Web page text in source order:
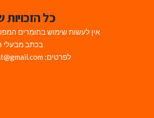
כל הזכויות
אין לעשות שימוש בחומרים
בכתב מבעלי
לפרטים: Avihai.ZoomAt@gmail.com